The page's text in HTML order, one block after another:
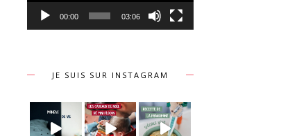
00:00 03:06
JE SUIS SUR INSTAGRAM